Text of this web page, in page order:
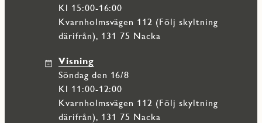
Kl 15:00-16:00
Kvarnholmsvägen 112 (Följ skyltning
därifrån), 131 75 Nacka
Visning
söndag den 16/8
Kl 11:00-12:00
Kvarnholmsvägen 112 (Följ skyltning
därifrån), 131 75 Nacka